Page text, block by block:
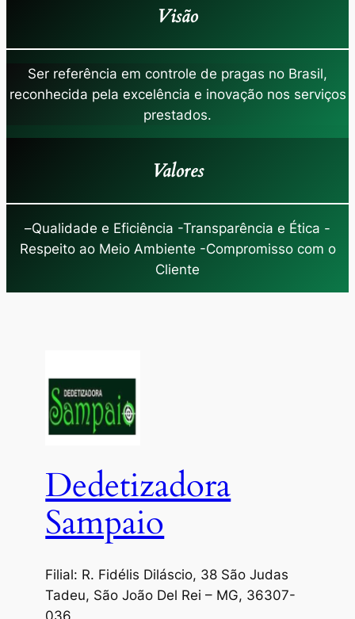
Visão
Ser referência em controle de pragas no Brasil,
reconhecida pela excelência e inovação nos serviços
prestados.
Valores
–Qualidade e Eficiência -Transparência e Ética -
Respeito ao Meio Ambiente -Compromisso com o
Cliente
Dedetizadora
Sampaio
Filial: R. Fidélis Diláscio, 38 São Judas
Tadeu, São João Del Rei – MG, 36307-